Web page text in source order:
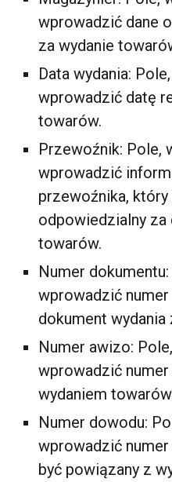
wprowadzić dane
za wydanie
Data wydania:
wprowadzić datę
towarów.
Przewoźnik: Pole,
wprowadzić
przewoźnika,
odpowiedzialny
towarów.
Numer
wprowadzić
dokument
Numer awizo:
wprowadzić
wydaniem
Numer dowodu:
wprowadzić
być powiązany z